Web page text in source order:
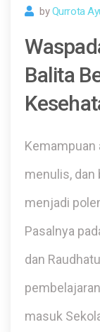
byQurrota
Balita
Kemampuan
menulis,
menjadi
Pasalnya
dan
masuk